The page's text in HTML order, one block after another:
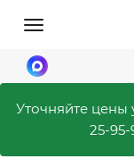
Уточняйте цены
25-95-